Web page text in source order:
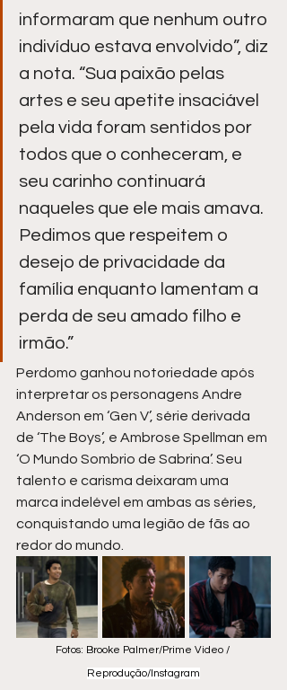
informaram que nenhum outro
indivíduo estava envolvido”, diz
a nota. “Sua paixão pelas
artes e seu apetite insaciável
pela vida foram sentidos por
todos que o conheceram, e
seu carinho continuará
naqueles que ele mais amava.
Pedimos que respeitem o
desejo de privacidade da
família enquanto lamentam a
perda de seu amado filho e
irmão.”
Perdomo ganhou notoriedade após
interpretar os personagens Andre
Anderson em ‘Gen V’, série derivada
de ‘The Boys’, e Ambrose Spellman em
‘O Mundo Sombrio de Sabrina’. Seu
talento e carisma deixaram uma
marca indelével em ambas as séries,
conquistando uma legião de fãs ao
redor do mundo.
Fotos: Brooke Palmer/Prime Video /
Reprodução/Instagram